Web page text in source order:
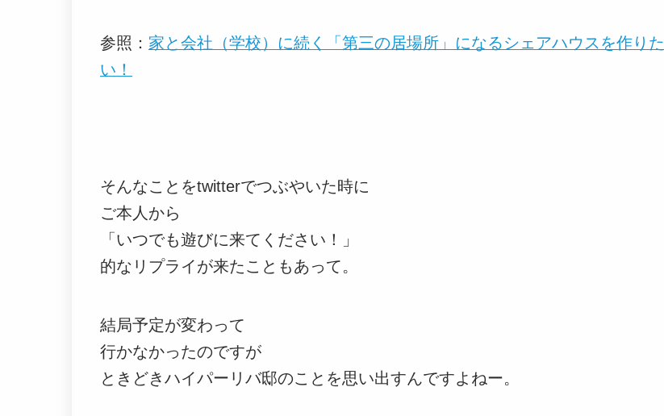
参照： 家と会社（学校）に続く「第三の居場所」になるシェアハウスを作りた
い！
そんなことをtwitterでつぶやいた時に
ご本人から
「いつでも遊びに来てください！」
的なリプライが来たこともあって。
結局予定が変わって
行かなかったのですが
ときどきハイパーリバ邸のことを思い出すんですよねー。